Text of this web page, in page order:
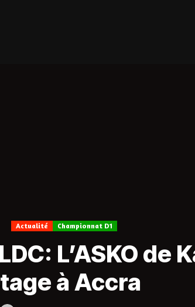
Actualité Championnat D1
L’ASKO de
à Accra